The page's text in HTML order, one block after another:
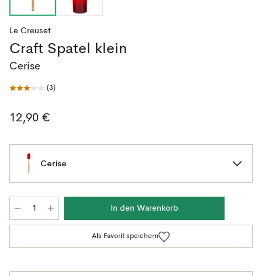
Le Creuset
Craft Spatel klein
Cerise
(3)
12,90 €
Cerise
In den Warenkorb
Als Favorit speichern